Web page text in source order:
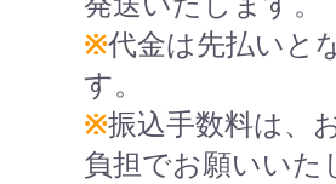
※代金は先払いと
す。
※振込手数料は、
負担でお願いいた